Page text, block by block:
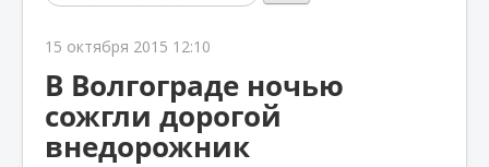
15 октября 2015 12:10
В Волгограде ночью
сожгли дорогой
внедорожник